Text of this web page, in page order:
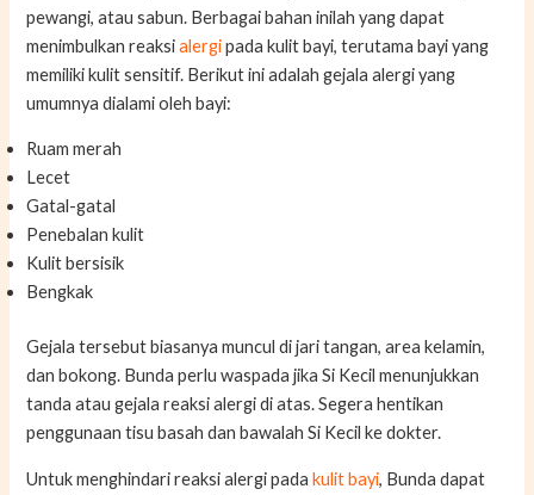
pewangi, atau sabun. Berbagai bahan inilah yang dapat
menimbulkan reaksialergipada kulit bayi, terutama bayi yang
memiliki kulit sensitif. Berikut ini adalah gejala alergi yang
umumnya dialami oleh bayi:
Ruam merah
Lecet
Gatal-gatal
Penebalan kulit
Kulit bersisik
Bengkak
Gejala tersebut biasanya muncul di jari tangan, area kelamin,
dan bokong. Bunda perlu waspada jika Si Kecil menunjukkan
tanda atau gejala reaksi alergi di atas. Segera hentikan
penggunaan tisu basah dan bawalah Si Kecil ke dokter.
Untuk menghindari reaksi alergi padakulit bayi, Bunda dapat